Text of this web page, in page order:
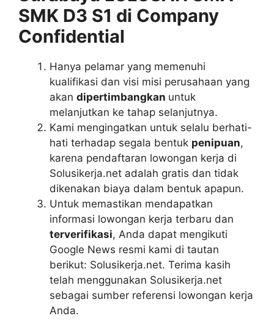
SMK D3 S1 di Company
Confidential
Hanya pelamar yang memenuhi
kualifikasi dan visi misi perusahaan yang
akan dipertimbangkan untuk
melanjutkan ke tahap selanjutnya.
Kami mengingatkan untuk selalu berhati-
hati terhadap segala bentuk penipuan,
karena pendaftaran lowongan kerja di
Solusikerja.net adalah gratis dan tidak
dikenakan biaya dalam bentuk apapun.
Untuk memastikan mendapatkan
informasi lowongan kerja terbaru dan
terverifikasi, Anda dapat mengikuti
Google News resmi kami di tautan
berikut: Solusikerja.net. Terima kasih
telah menggunakan Solusikerja.net
sebagai sumber referensi lowongan kerja
Anda.